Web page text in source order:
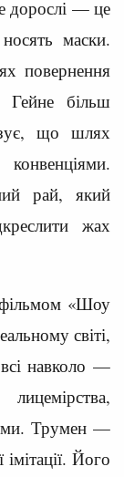
дорослі — це
маски.
повернення
Гейне більш
що шлях
рай, який
жах
«Шоу
світі,
навколо —
Трумен —
Його